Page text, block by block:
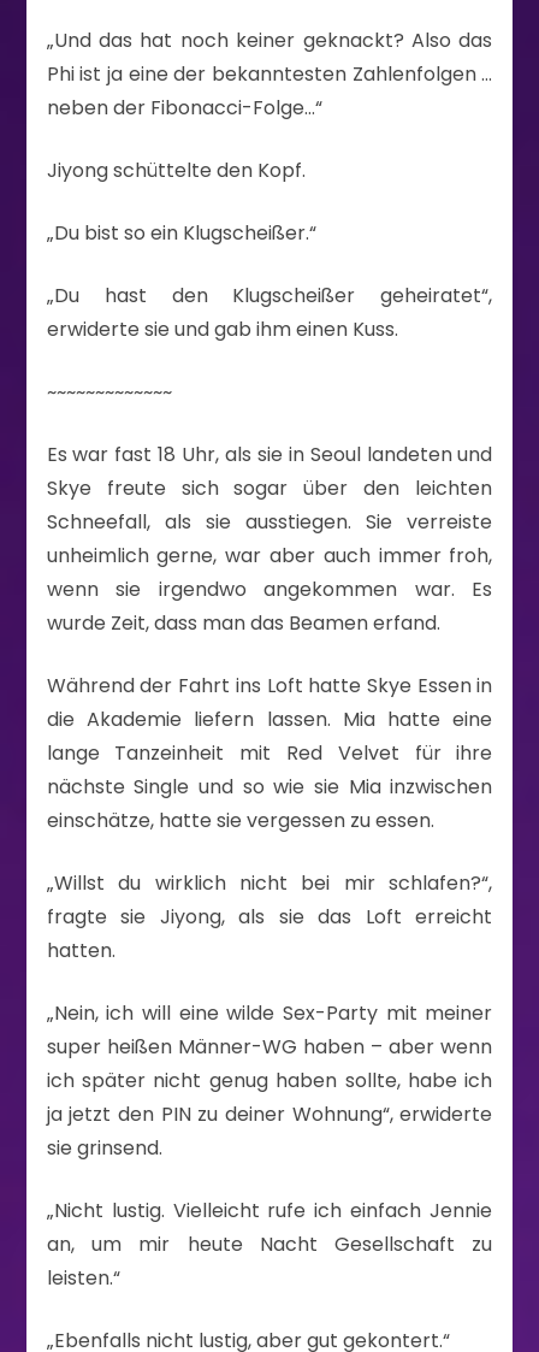
„Und das hat noch keiner geknackt? Also das
Phi ist ja eine der bekanntesten Zahlenfolgen …
neben der Fibonacci-Folge…“
Jiyong schüttelte den Kopf.
„Du bist so ein Klugscheißer.“
„Du hast den Klugscheißer geheiratet“,
erwiderte sie und gab ihm einen Kuss.
~~~~~~~~~~~~~
Es war fast 18 Uhr, als sie in Seoul landeten und
Skye freute sich sogar über den leichten
Schneefall, als sie ausstiegen. Sie verreiste
unheimlich gerne, war aber auch immer froh,
wenn sie irgendwo angekommen war. Es
wurde Zeit, dass man das Beamen erfand.
Während der Fahrt ins Loft hatte Skye Essen in
die Akademie liefern lassen. Mia hatte eine
lange Tanzeinheit mit Red Velvet für ihre
nächste Single und so wie sie Mia inzwischen
einschätze, hatte sie vergessen zu essen.
„Willst du wirklich nicht bei mir schlafen?“,
fragte sie Jiyong, als sie das Loft erreicht
hatten.
„Nein, ich will eine wilde Sex-Party mit meiner
super heißen Männer-WG haben – aber wenn
ich später nicht genug haben sollte, habe ich
ja jetzt den PIN zu deiner Wohnung“, erwiderte
sie grinsend.
„Nicht lustig. Vielleicht rufe ich einfach Jennie
an, um mir heute Nacht Gesellschaft zu
leisten.“
„Ebenfalls nicht lustig, aber gut gekontert.“